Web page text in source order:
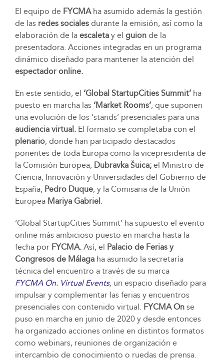
El equipo de FYCMAha asumido además la gestión
de las redes socialesdurante la emisión, así como la
elaboración de la escaletay el guionde la
presentadora. Acciones integradas en un programa
dinámico diseñado para mantener la atención del
espectador online.
En este sentido, el ‘Global StartupCities Summit’ha
puesto en marcha las ‘Market Rooms’, que suponen
una evolución de los ‘stands’ presenciales para una
audiencia virtual.El formato se completaba con el
plenario, donde han participado destacados
ponentes de toda Europa como la vicepresidenta de
la Comisión Europea, Dubravka Šuica;el Ministro de
Ciencia, Innovación y Universidades del Gobierno de
España, Pedro Duque, y la Comisaria de la Unión
Europea Mariya Gabriel
‘Global StartupCities Summit’ ha supuesto el evento
online más ambicioso puesto en marcha hasta la
fecha por FYCMA. Así, el Palacio de Ferias y
Congresos de Málagaha asumido la secretaría
técnica del encuentro a través de su marca
FYCMA On. Virtual Events, un espacio diseñado para
impulsar y complementar las ferias y encuentros
presenciales con contenido virtual. FYCMA Onse
puso en marcha en junio de 2020 y desde entonces
ha organizado acciones online en distintos formatos
como webinars, reuniones de organización e
intercambio de conocimiento o ruedas de prensa.